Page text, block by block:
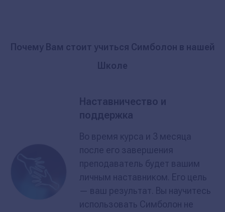
Почему Вам стоит учиться Симболон в нашей
Школе
Наставничество и
поддержка
Во время курса и 3 месяца
после его завершения
преподаватель будет вашим
личным наставником. Его цель
— ваш результат. Вы научитесь
использовать Симболон не